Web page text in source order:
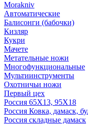
Morakniv
Автоматические
Балисонги (бабочки)
Кизляр
Кукри
Мачете
Метательные ножи
Многофункциональные
Мультиинструменты
Охотничьи ножи
Первый цех
Россия 65Х13, 95Х18
Россия Ковка, дамаск,
Россия складные дамаск